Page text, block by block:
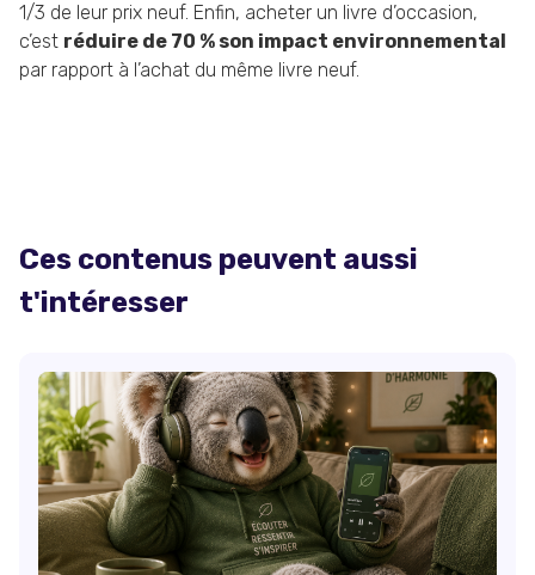
1/3 de leur prix neuf. Enfin, acheter un livre d’occasion,
c’est réduire de 70 % son impact environnemental
par rapport à l’achat du même livre neuf.
Ces contenus peuvent aussi
t'intéresser